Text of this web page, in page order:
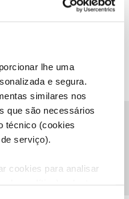
lhe uma
e segura.
similares nos
que são necessários
técnico (cookies
serviço).
cookies para analisar
de julho